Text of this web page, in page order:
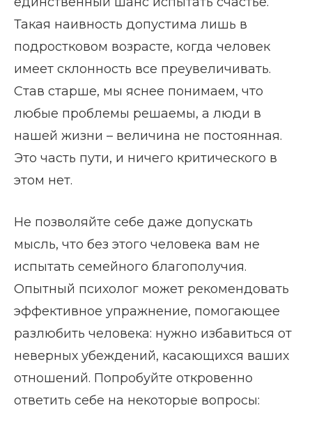
Такая наивность допустима лишь в
подростковом возрасте, когда человек
имеет склонность все преувеличивать.
Став старше, мы яснее понимаем, что
любые проблемы решаемы, а люди в
нашей жизни – величина не постоянная.
Это часть пути, и ничего критического в
этом нет.
Не позволяйте себе даже допускать
мысль, что без этого человека вам не
испытать семейного благополучия.
Опытный психолог может рекомендовать
эффективное упражнение, помогающее
разлюбить человека: нужно избавиться от
неверных убеждений, касающихся ваших
отношений. Попробуйте откровенно
ответить себе на некоторые вопросы: